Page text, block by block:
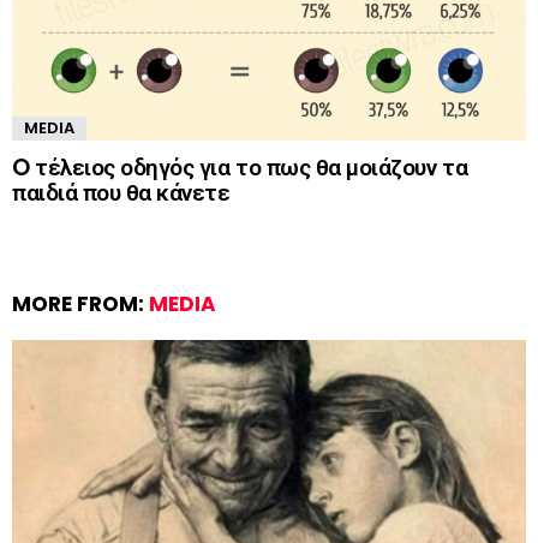
MEDIA
O τέλειος οδηγός για το πως θα μοιάζουν τα
παιδιά που θα κάνετε
MORE FROM: MEDIA